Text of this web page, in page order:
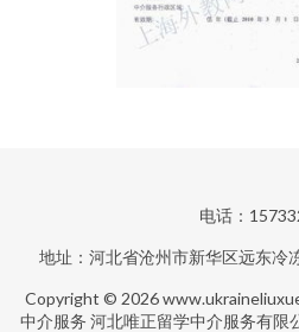
电话：
地址：河北省沧州市新华区远东冷
Copyright © 2026
中介服务 河北唯正留学中介服务有限